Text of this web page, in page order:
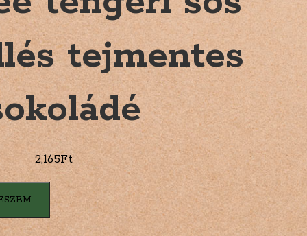
tejmentes
2,165Ft